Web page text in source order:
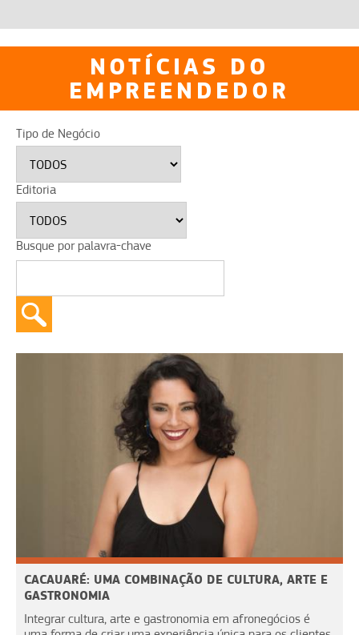
NOTÍCIAS DO
EMPREENDEDOR
Tipo de Negócio
Editoria
Busque por palavra-chave
CACAUARÉ: UMA COMBINAÇÃO DE CULTURA, ARTE E
GASTRONOMIA
Integrar cultura, arte e gastronomia em afronegócios é